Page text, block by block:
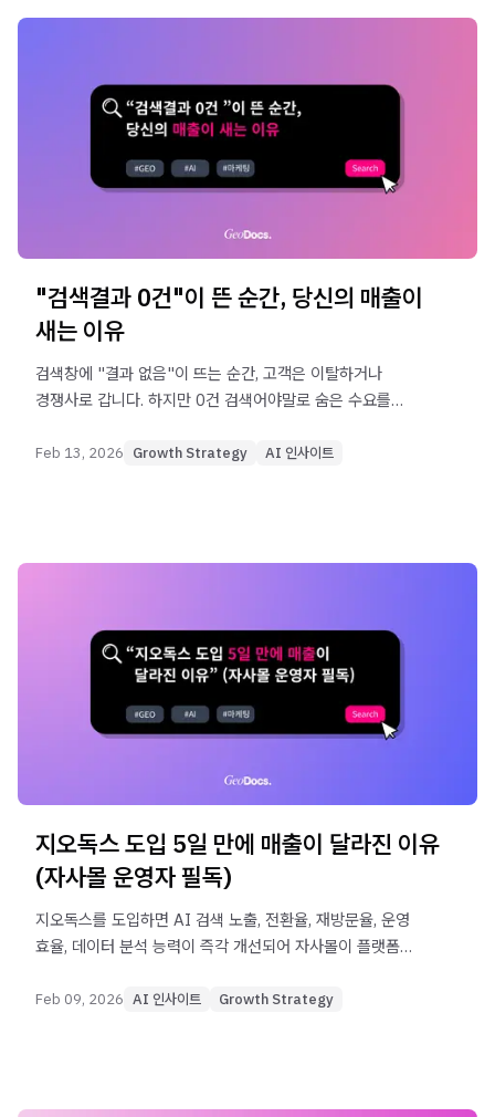
"검색결과 0건"이 뜬 순간, 당신의 매출이
새는 이유
검색창에 "결과 없음"이 뜨는 순간, 고객은 이탈하거나
경쟁사로 갑니다. 하지만 0건 검색어야말로 숨은 수요를
골든타임입니다.
Feb 13, 2026 Growth Strategy AI 인사이트
지오독스 도입 5일 만에 매출이 달라진 이유
(자사몰 운영자 필독)
지오독스를 도입하면 AI 검색 노출, 전환율, 재방문율, 운영
효율, 데이터 분석 능력이 즉각 개선되어 자사몰이 플랫폼
Feb 09, 2026 AI 인사이트 Growth Strategy